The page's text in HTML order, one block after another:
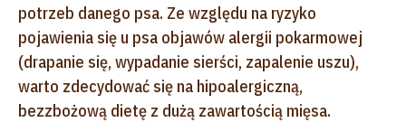
potrzeb danego psa. Ze względu na ryzyko
pojawienia się u psa objawów alergii pokarmowej
(drapanie się, wypadanie sierści, zapalenie uszu),
warto zdecydować się na hipoalergiczną,
bezzbożową dietę z dużą zawartością mięsa.